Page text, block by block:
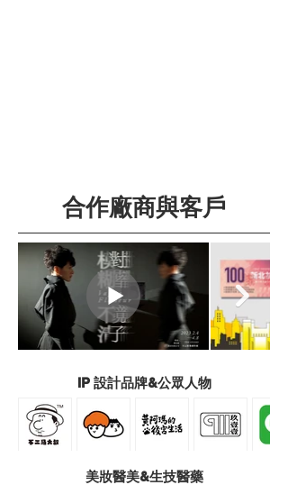
合作廠商與客戶
IP 設計品牌&公眾人物
美妝醫美&生技醫藥